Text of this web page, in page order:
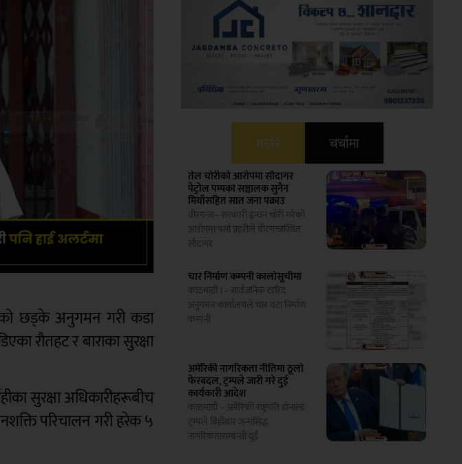
छड्के अनुगमन गरी कडा
रौतहट र बाराका सुरक्षा
सुरक्षा अधिकारीहरूबीच
परिचालन गरी हरेक ५
भर्खरै चर्चामा
तेल चोरीको आरोपमा सौदागर
पेट्रोल पम्पका सञ्चालक सुनैन
मियाँसहित सात जना पक्राउ
वीरगन्ज– सरकारी इन्धन चोरी गरेको
आरोपमा पर्सा प्रहरीले वीरगन्जस्थित
सौदागर
चार निर्माण कम्पनी कालोसूचीमा
काठमाडौं ।– सार्वजनिक खरिद
अनुगमन कार्यालयले चार वटा निर्माण
कम्पनी
अमेरिकी नागरिकता नीतिमा ठूलो
फेरबदल, ट्रम्पले जारी गरे दुई
कार्यकारी आदेश
काठमाडौं – अमेरिकी राष्ट्रपति डोनाल्ड
ट्रम्पले बिहीबार जन्मसिद्ध
नागरिकतासम्बन्धी दुई